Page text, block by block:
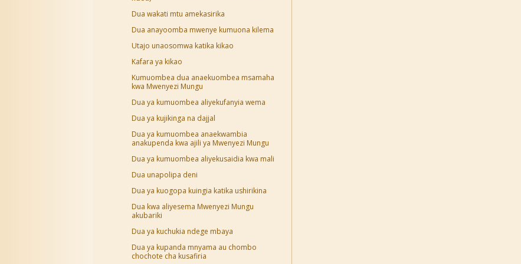
Dua wakati mtu amekasirika
Dua anayoomba mwenye kumuona kilema
Utajo unaosomwa katika kikao
Kafara ya kikao
Kumuombea dua anaekuombea msamaha
kwa Mwenyezi Mungu
Dua ya kumuombea aliyekufanyia wema
Dua ya kujikinga na dajjal
Dua ya kumuombea anaekwambia
anakupenda kwa ajili ya Mwenyezi Mungu
Dua ya kumuombea aliyekusaidia kwa mali
Dua unapolipa deni
Dua ya kuogopa kuingia katika ushirikina
Dua kwa aliyesema Mwenyezi Mungu
akubariki
Dua ya kuchukia ndege mbaya
Dua ya kupanda mnyama au chombo
chochote cha kusafiria